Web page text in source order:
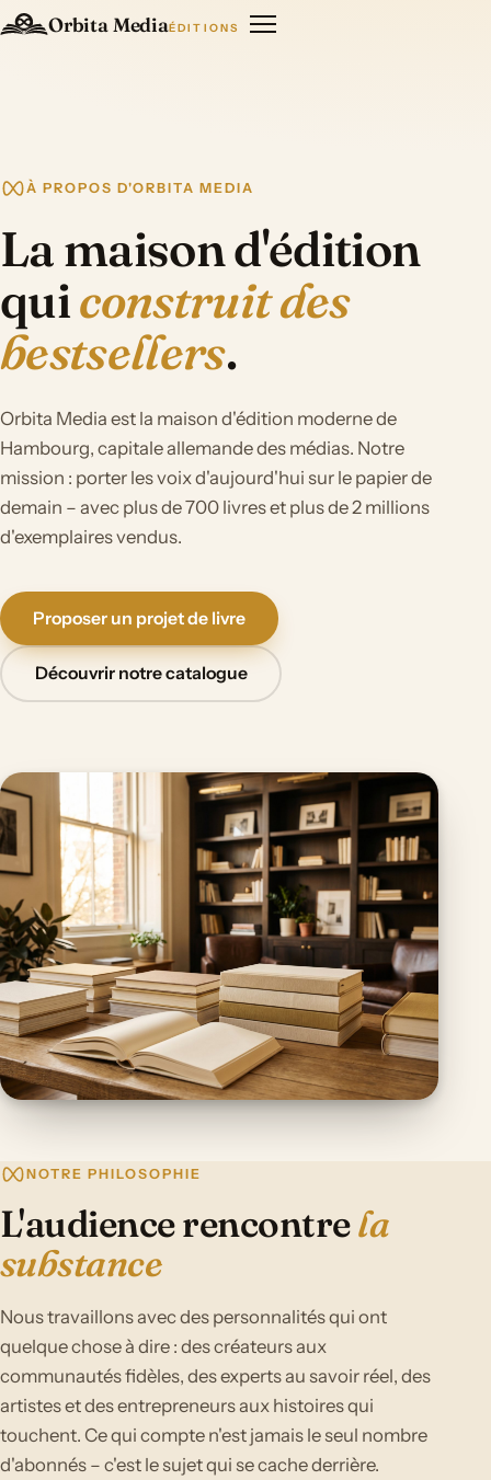
Orbita MediaÉDITIONS
À PROPOS D'ORBITA MEDIA
La maison d'édition
quiconstruit des
bestsellers.
Orbita Media est la maison d'édition moderne de
Hambourg, capitale allemande des médias. Notre
mission : porter les voix d'aujourd'hui sur le papier de
demain – avec plus de 700 livres et plus de 2 millions
d'exemplaires vendus.
Proposer un projet de livre
Découvrir notre catalogue
NOTRE PHILOSOPHIE
L'audience rencontrela
substance
Nous travaillons avec des personnalités qui ont
quelque chose à dire : des créateurs aux
communautés fidèles, des experts au savoir réel, des
artistes et des entrepreneurs aux histoires qui
touchent. Ce qui compte n'est jamais le seul nombre
d'abonnés – c'est le sujet qui se cache derrière.